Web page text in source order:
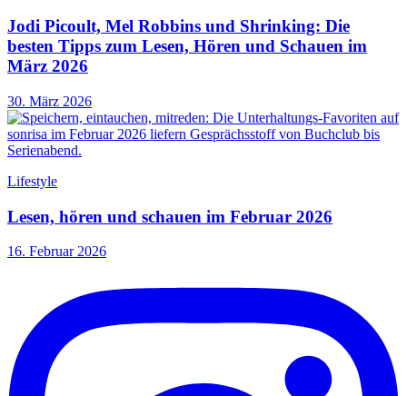
Jodi Picoult, Mel Robbins und Shrinking: Die
besten Tipps zum Lesen, Hören und Schauen im
März 2026
30. März 2026
Lifestyle
Lesen, hören und schauen im Februar 2026
16. Februar 2026